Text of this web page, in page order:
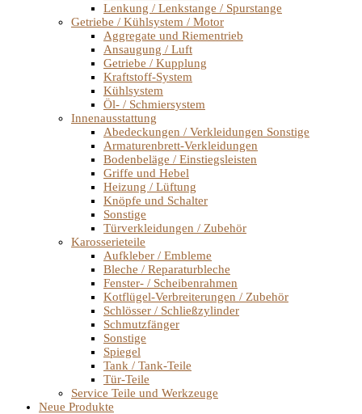
Lenkung / Lenkstange / Spurstange
Getriebe / Kühlsystem / Motor
Aggregate und Riementrieb
Ansaugung / Luft
Getriebe / Kupplung
Kraftstoff-System
Kühlsystem
Öl- / Schmiersystem
Innenausstattung
Abedeckungen / Verkleidungen Sonstige
Armaturenbrett-Verkleidungen
Bodenbeläge / Einstiegsleisten
Griffe und Hebel
Heizung / Lüftung
Knöpfe und Schalter
Sonstige
Türverkleidungen / Zubehör
Karosserieteile
Aufkleber / Embleme
Bleche / Reparaturbleche
Fenster- / Scheibenrahmen
Kotflügel-Verbreiterungen / Zubehör
Schlösser / Schließzylinder
Schmutzfänger
Sonstige
Spiegel
Tank / Tank-Teile
Tür-Teile
Service Teile und Werkzeuge
Neue Produkte